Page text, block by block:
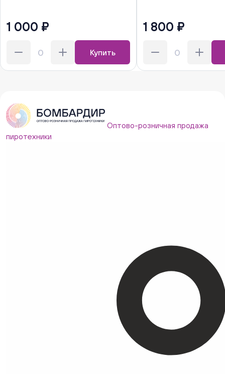
1 000 ₽
Купить
1 800 ₽
Оптово-розничная продажа
пиротехники